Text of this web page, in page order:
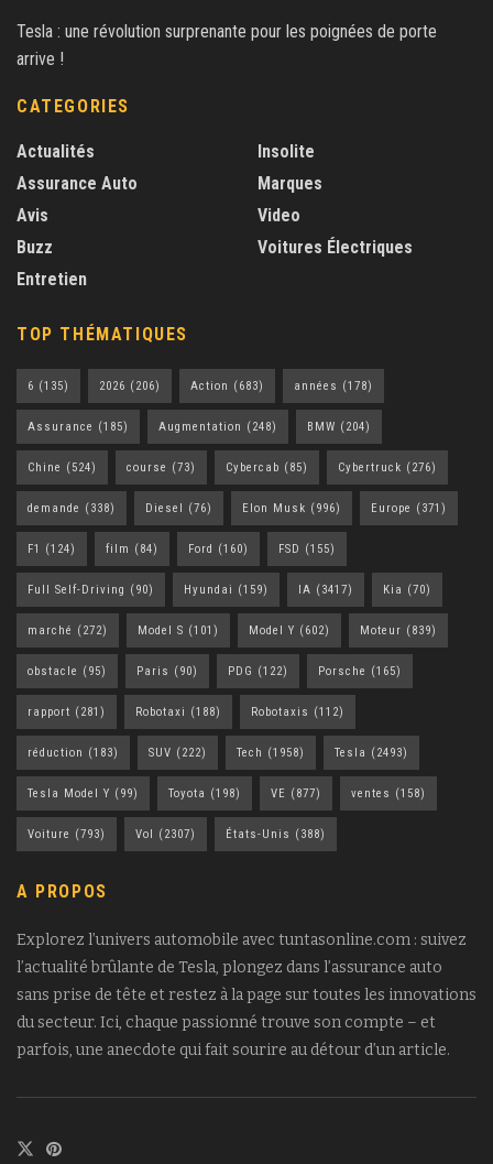
Tesla : une révolution surprenante pour les poignées de porte
arrive !
CATEGORIES
Actualités
Assurance Auto
Avis
Buzz
Entretien
Insolite
Marques
Video
Voitures Électriques
TOP THÉMATIQUES
6 (135) 2026 (206) Action (683) années (178)
Assurance (185) Augmentation (248) BMW (204)
Chine (524) course (73) Cybercab (85) Cybertruck (276)
demande (338) Diesel (76) Elon Musk (996) Europe (371)
F1 (124) film (84) Ford (160) FSD (155)
Full Self-Driving (90) Hyundai (159) IA (3417) Kia (70)
marché (272) Model S (101) Model Y (602) Moteur (839)
obstacle (95) Paris (90) PDG (122) Porsche (165)
rapport (281) Robotaxi (188) Robotaxis (112)
réduction (183) SUV (222) Tech (1958) Tesla (2493)
Tesla Model Y (99) Toyota (198) VE (877) ventes (158)
Voiture (793) Vol (2307) États-Unis (388)
A PROPOS
Explorez l’univers automobile avec tuntasonline.com : suivez
l’actualité brûlante de Tesla, plongez dans l’assurance auto
sans prise de tête et restez à la page sur toutes les innovations
du secteur. Ici, chaque passionné trouve son compte – et
parfois, une anecdote qui fait sourire au détour d’un article.